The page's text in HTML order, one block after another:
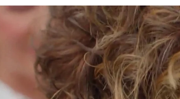
Elrodaje de esta
Superior de
donde todo
Antes de ponerse
durante dos semanas